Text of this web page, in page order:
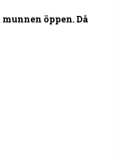
öppen. Då